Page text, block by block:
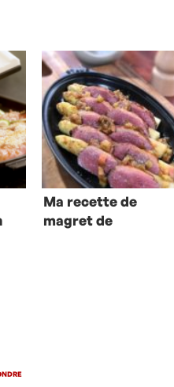
Ma recette de
magret de